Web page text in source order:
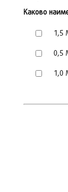
Каково
1,5
0,5
1,0